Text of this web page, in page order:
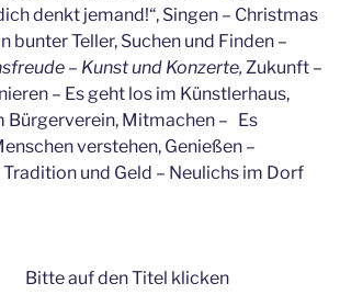
denkt jemand!“, Singen – Christmas
bunter Teller, Suchen und Finden –
– Kunst und Konzerte, Zukunft –
– Es geht los im Künstlerhaus,
Bürgerverein, Mitmachen – Es
verstehen, Genießen –
und Geld – Neulichs im Dorf
Bitte auf den Titel klicken